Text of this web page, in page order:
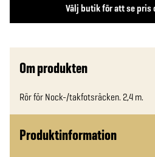
Välj butik för att se pris
Om produkten
Rör för Nock-/takfotsräcken. 2,4 m.
Produktinformation